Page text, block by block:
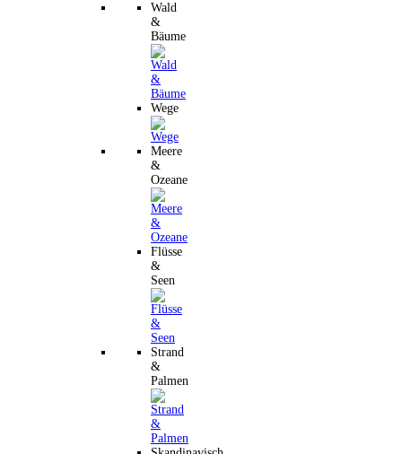
Wald
&
Bäume
Wege
Meere
&
Ozeane
Flüsse
&
Seen
Strand
&
Palmen